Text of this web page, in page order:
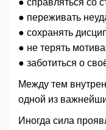
● справляться со
● переживать
● сохранять
● не терять
● заботиться о
Между тем
одной из
Иногда сила